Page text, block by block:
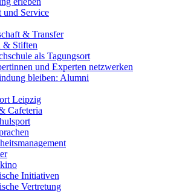
und Service
& Transfer
& Stiften
als Tagungsort
und Experten netzwerken
bleiben: Alumni
Leipzig
Cafeteria
Initiativen
Vertretung